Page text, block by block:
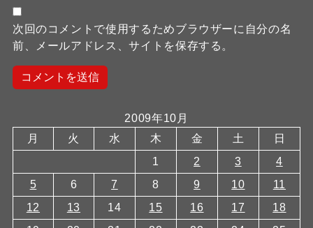
次回のコメントで使用するためブラウザーに自分の名
前、メールアドレス、サイトを保存する。
2009年10月
月
火 水 木 金 土
日
1
2 3
4
5
6 7 8 9 10
11
12
13 14 15 16 17
18